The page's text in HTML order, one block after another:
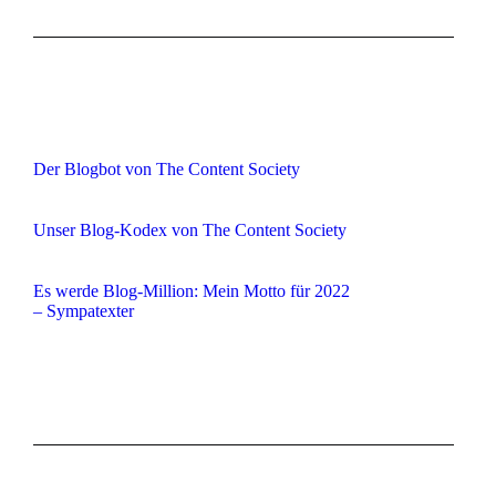
Der Blogbot von The Content Society
Unser Blog-Kodex von The Content Society
Es werde Blog-Million: Mein Motto für 2022
– Sympatexter